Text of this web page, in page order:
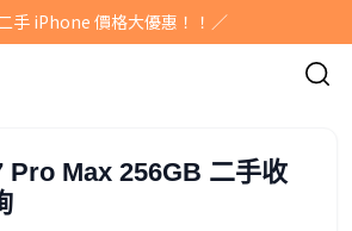
手 iPhone 價格大優惠！！／
Pro Max 256GB 二手收